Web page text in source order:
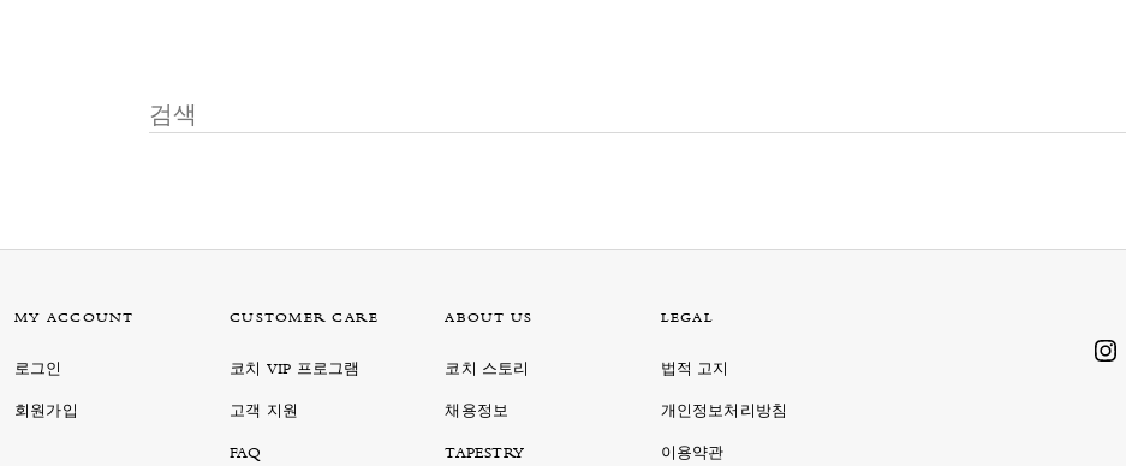
MY ACCOUNT
로그인
회원가입
CUSTOMER CARE
코치 VIP 프로그램
고객 지원
FAQ
ABOUT US
코치 스토리
채용정보
TAPESTRY
LEGAL
법적 고지
개인정보처리방침
이용약관